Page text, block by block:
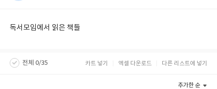
독서모임에서 읽은 책들
전체 0/35 카트 넣기 엑셀 다운로드 다른 리스트에 넣기
추가한 순